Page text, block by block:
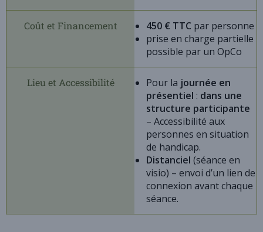
Coût et Financement 450 € TTC par personne
prise en charge partielle
possible par un OpCo
Lieu et Accessibilité Pour la journée en
présentiel : dans une
structure participante
– Accessibilité aux
personnes en situation
de handicap.
Distanciel (séance en
visio) – envoi d’un lien de
connexion avant chaque
séance.